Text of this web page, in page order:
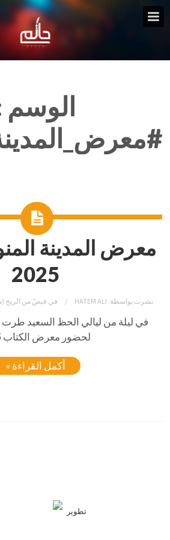
الوسم
معرض المدينة
2025
نشرت بواسطة: HATEM ALI في قبضٌ من الريح
في ليلة من ليالي الحظ السعيد طرت
لحضور معرض الكتاب 2025.
أكمل القراءة »
تطوير